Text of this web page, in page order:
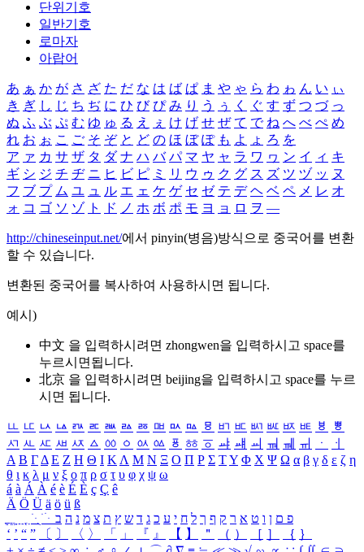
단위기호
일반기호
로마자
아랍어
あ ぁ か が さ ざ た だ な は ば ぱ ま や ゃ ら わ ゎ ん い ぃ
き ぎ し じ ち ぢ に ひ び ぴ み り う ぅ く ぐ す ず つ づ っ
ぬ ふ ぶ ぷ む ゆ ゅ る え ぇ け げ せ ぜ て で ね へ べ ぺ め
れ お ぉ こ ご そ ぞ と ど の ほ ぼ ぽ も よ ょ ろ を
ア ァ カ サ ザ タ ダ ナ ハ バ パ マ ヤ ャ ラ ワ ヮ ン イ ィ キ
ギ シ ジ チ ヂ ニ ヒ ビ ピ ミ リ ウ ゥ ク グ ス ズ ツ ヅ ッ ヌ
フ ブ プ ム ユ ュ ル エ ェ ケ ゲ セ ゼ テ デ ヘ ベ ペ メ レ オ
ォ コ ゴ ソ ゾ ト ド ノ ホ ボ ポ モ ヨ ョ ロ ヲ ―
http://chineseinput.net/에서 pinyin(병음)방식으로 중국어를 변환
할 수 있습니다.
변환된 중국어를 복사하여 사용하시면 됩니다.
예시)
中文 을 입력하시려면 zhongwen을 입력하시고 space를
누르시면됩니다.
北京 을 입력하시려면 beijing을 입력하시고 space를 누르
시면 됩니다.
ㅥ ㅦ ㅧ ㅨ ㅩ ㅪ ㅫ ㅬ ㅭ ㅮ ㅯ ㅰ ㅱ ㅲ ㅳ ㅴ ㅵ ㅶ ㅷ ㅸ
ㅹ
ㅺ ㅻ ㅼ ㅽ ㅾ ㅿ ㆀ ㆁ ㆂ ㆃ ㆄ ㆅ ㆆ ㆇ ㆈ ㆉ ㆊ ㆋ ㆌ ㆍ
ㆎ
Α Β ΓΔ Ε Ζ Η Θ Ι ΚΛ Μ Ν Ξ Ο Π Ρ Σ ΤΥ Φ Χ Ψ Ω α β γ δ ε ζ η
θ ι κ λ μ ν ξ ο π ρ σ τ υ φ χ ψ ω
á à Á À é è É È ç Ç ê
Ä Ö Ü ä ö ü ß
ִֶֹ ֻּ ׁׂ פ ם ן ו ט א ר ק ף ך ל ח י ע כ ג ד ש ץ ת צ מ נ ה ב
‘ ’ “ ” 〔 〕 〈 〉 「 」 『 』 【 】 ＂ （ ） ［ ］ ｛ ｝